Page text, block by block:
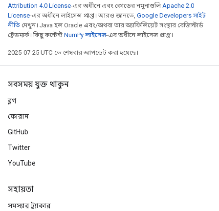
Attribution 4.0 License-এর অধীনে এবং কোডের নমুনাগুলিApache 2.0
License-এর অধীনে লাইসেন্স প্রাপ্ত। আরও জানতে, Google Developers সাইট
নীতি দেখুন। Java হল Oracle এবং/অথবা তার অ্যাফিলিয়েট সংস্থার রেজিস্টার্ড
ট্রেডমার্ক। কিছু কন্টেন্ট NumPy লাইসেন্স-এর অধীনে লাইসেন্স প্রাপ্ত।
2025-07-25 UTC-তে শেষবার আপডেট করা হয়েছে।
সবসময় যুক্ত থাকুন
ব্লগ
ফোরাম
GitHub
Twitter
YouTube
সহায়তা
সমস্যার ট্র্যাকার